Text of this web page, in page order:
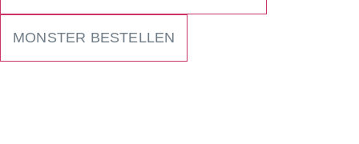
MONSTER BESTELLEN